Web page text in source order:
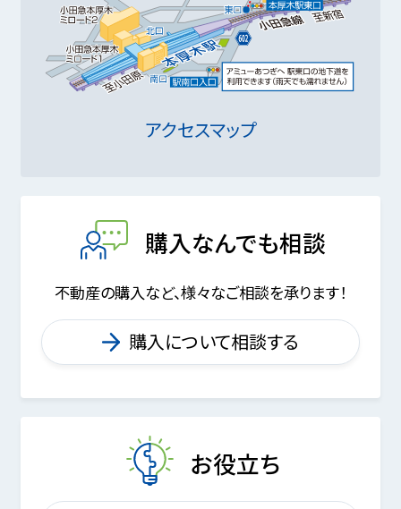
アクセスマップ
購入なんでも相談
不動産の購入など、様々なご相談を承ります！
購入について相談する
お役立ち